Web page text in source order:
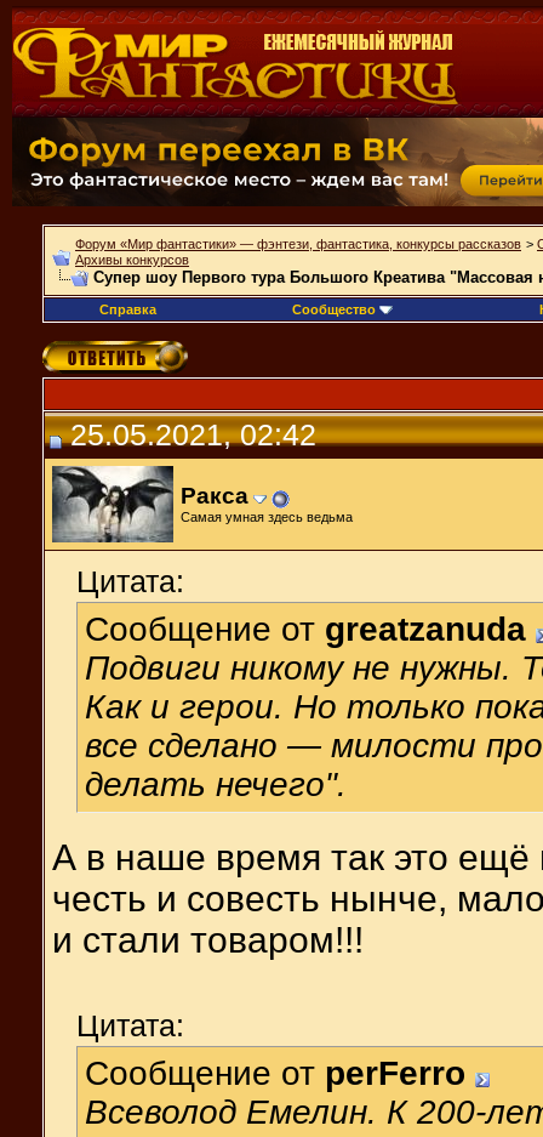
Форум «Мир фантастики» — фэнтези, фантастика, конкурсы рассказов >
Архивы конкурсов
Супер шоу Первого тура Большого Креатива "Массовая
Справка Сообщество
25.05.2021, 02:42
Ракса
Самая умная здесь ведьма
Цитата:
Сообщение от greatzanuda
Подвиги никому не нужны.
Как и герои. Но только
все сделано — милости
делать нечего".
А в наше время так это ещё
честь и совесть нынче,
и стали товаром!!!
Цитата:
Сообщение от perFerro
Всеволод Емелин. К 200-